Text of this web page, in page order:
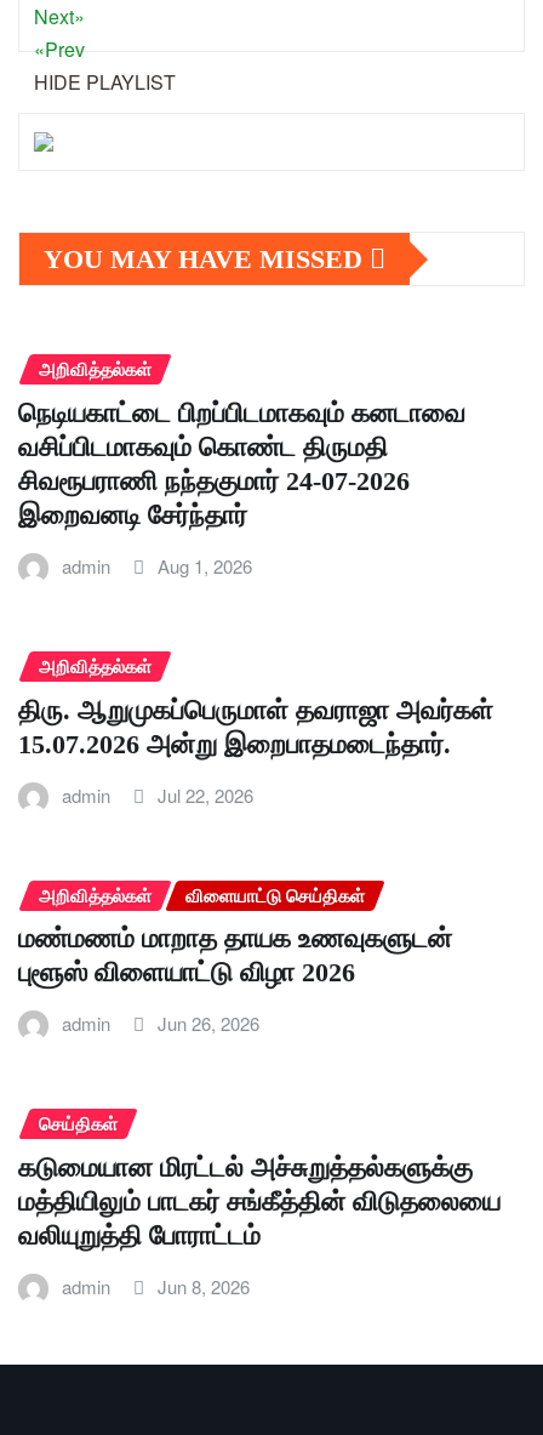
Next»
«Prev
HIDE PLAYLIST
YOU MAY HAVE MISSED
அறிவித்தல்கள்
நெடியகாட்டை பிறப்பிடமாகவும் கனடாவை
வசிப்பிடமாகவும் கொண்ட திருமதி
சிவரூபராணி நந்தகுமார் 24-07-2026
இறைவனடி சேர்ந்தார்
admin Aug 1, 2026
அறிவித்தல்கள்
திரு. ஆறுமுகப்பெருமாள் தவராஜா அவர்கள்
15.07.2026 அன்று இறைபாதமடைந்தார்.
admin Jul 22, 2026
அறிவித்தல்கள் விளையாட்டு செய்திகள்
மண்மணம் மாறாத தாயக உணவுகளுடன்
புளூஸ் விளையாட்டு விழா 2026
admin Jun 26, 2026
செய்திகள்
கடுமையான மிரட்டல் அச்சுறுத்தல்களுக்கு
மத்தியிலும் பாடகர் சங்கீத்தின் விடுதலையை
வலியுறுத்தி போராட்டம்
admin Jun 8, 2026